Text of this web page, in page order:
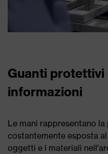
Guanti protettivi
informazioni
Le mani rappresentano
costantemente esposta
oggetti e i materiali